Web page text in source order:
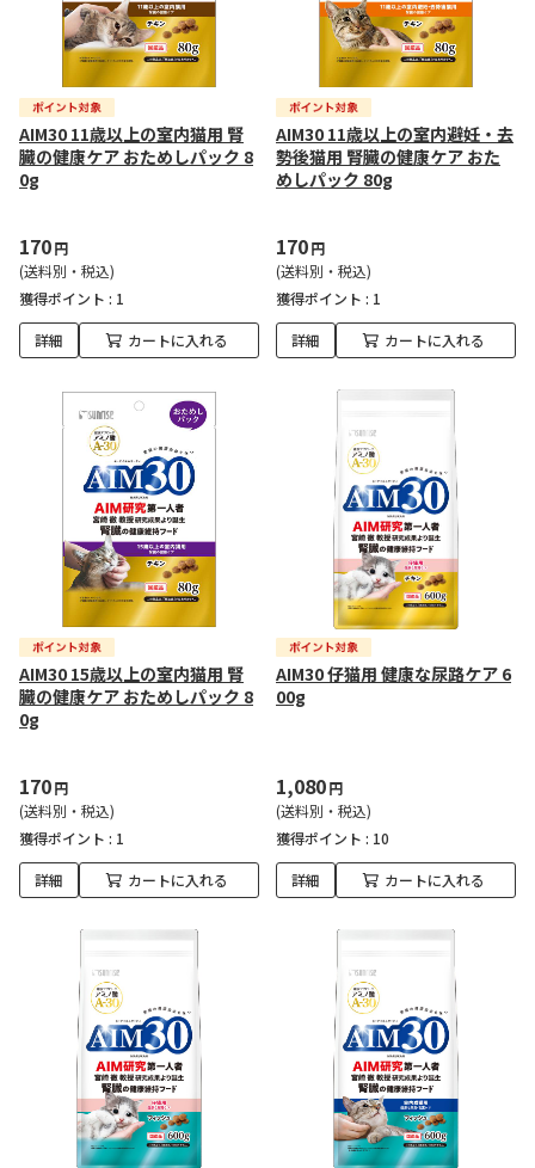
AIM30 11歳以上の室内猫用 腎
臓の健康ケア おためしパック 8
0g
170円
(送料別・税込)
獲得ポイント : 1
詳細 カートに入れる
AIM30 11歳以上の室内避妊・去
勢後猫用 腎臓の健康ケア おた
めしパック 80g
170円
(送料別・税込)
獲得ポイント : 1
詳細 カートに入れる
AIM30 15歳以上の室内猫用 腎
臓の健康ケア おためしパック 8
0g
170円
(送料別・税込)
獲得ポイント : 1
詳細 カートに入れる
AIM30 仔猫用 健康な尿路ケア 6
00g
1,080円
(送料別・税込)
獲得ポイント : 10
詳細 カートに入れる